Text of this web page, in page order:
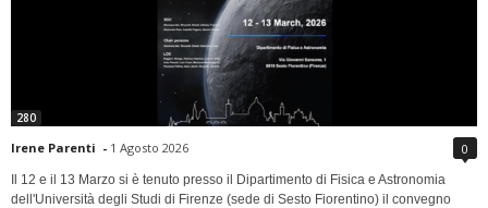
280
Irene Parenti - 1 Agosto 2026 0
Il 12 e il 13 Marzo si è tenuto presso il Dipartimento di Fisica e Astronomia
dell'Università degli Studi di Firenze (sede di Sesto Fiorentino) il convegno